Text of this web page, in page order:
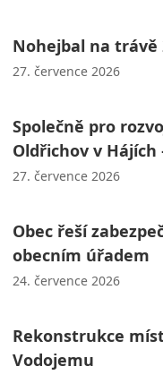
Nohejbal na trávě
27. července 2026
Společně pro
Oldřichov v Hájích
27. července 2026
Obec řeší
obecním úřadem
24. července 2026
Rekonstrukce
Vodojemu